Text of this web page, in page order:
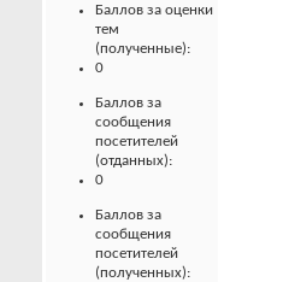
Баллов за оценки
тем
(полученные):
0
Баллов за
сообщения
посетителей
(отданных):
0
Баллов за
сообщения
посетителей
(полученных):